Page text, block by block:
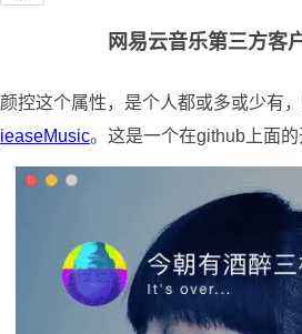
网易云音乐第三方客
颜控这个属性，是个人都或多或少有
ieaseMusic。这是一个在github上面